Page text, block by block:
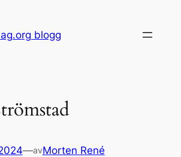
blogg
—avMorten René